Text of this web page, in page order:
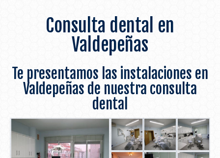
Consulta dental en
Valdepeñas
Te presentamos las instalaciones en
Valdepeñas de nuestra consulta
dental